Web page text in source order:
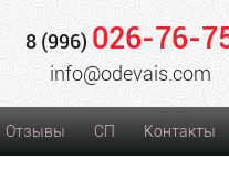
8 (996) 026-76-
info@odevais.com
Отзывы СП Контакты